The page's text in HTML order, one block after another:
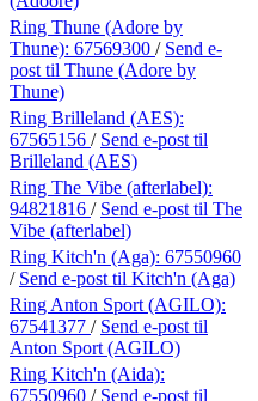
Ring Thune (Adore by
Thune): 67569300 / Send e-
post til Thune (Adore by
Thune)
Ring Brilleland (AES):
67565156 / Send e-post til
Brilleland (AES)
Ring The Vibe (afterlabel):
94821816 / Send e-post til The
Vibe (afterlabel)
Ring Kitch'n (Aga): 67550960
/ Send e-post til Kitch'n (Aga)
Ring Anton Sport (AGILO):
67541377 / Send e-post til
Anton Sport (AGILO)
Ring Kitch'n (Aida):
67550960 / Send e-post til